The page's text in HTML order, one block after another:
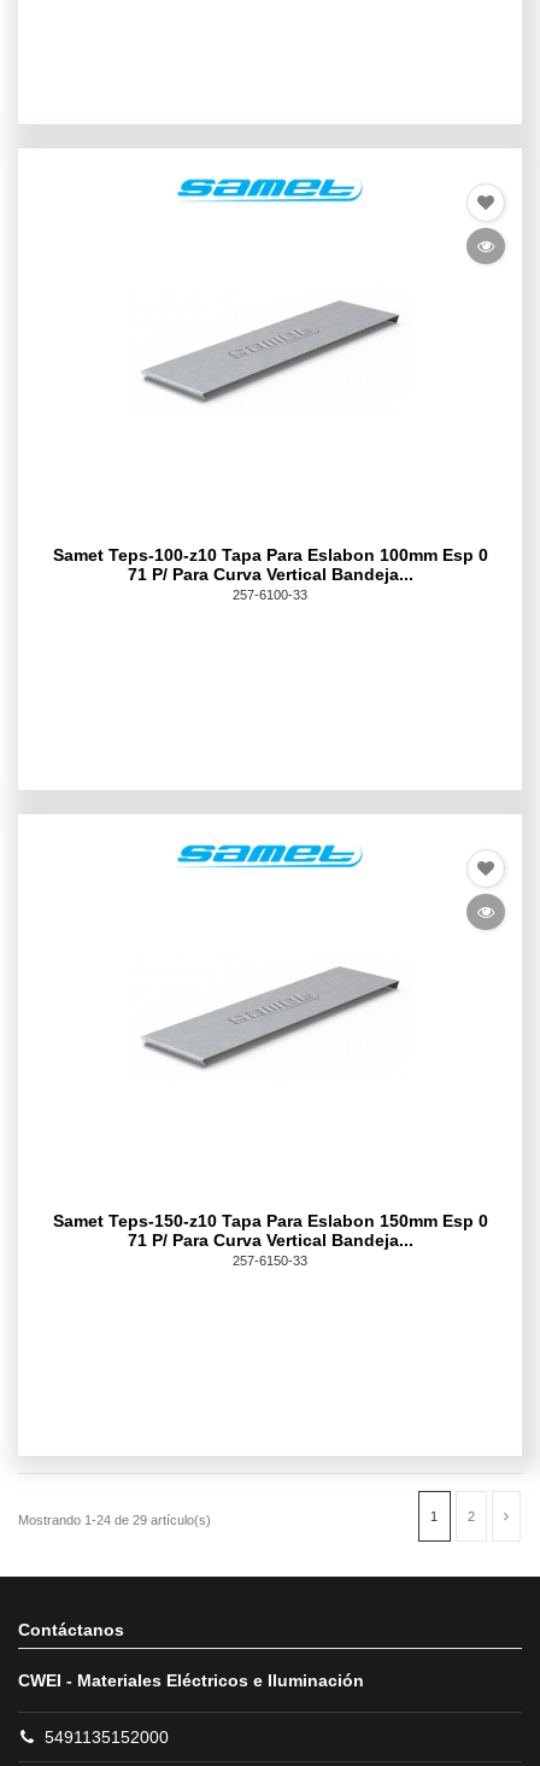
Samet Teps-100-z10 Tapa Para Eslabon 100mm Esp 0
71 P/ Para Curva Vertical Bandeja...
257-6100-33
Samet Teps-150-z10 Tapa Para Eslabon 150mm Esp 0
71 P/ Para Curva Vertical Bandeja...
257-6150-33
Contáctanos
CWEI - Materiales Eléctricos e Iluminación
5491135152000